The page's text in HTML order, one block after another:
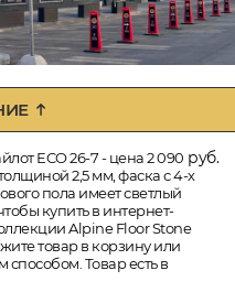
ECO 26-7 - цена 2 090 руб.
2,5 мм, фаска с 4-х
пола имеет светлый
купить в интернет-
Alpine Floor Stone
товар в корзину или
Товар есть в